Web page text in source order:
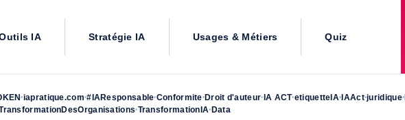
IA Stratégie IA Usages & Métiers Quiz
•iapratique.com•#IAResponsable•Conformite• Droit d'auteur• IA ACT•etiquetteIA• IAAct•juridique•
•TransformationIA• Data